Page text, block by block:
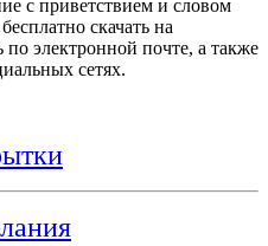
с приветствием и словом
скачать на
электронной почте, а также
сетях.